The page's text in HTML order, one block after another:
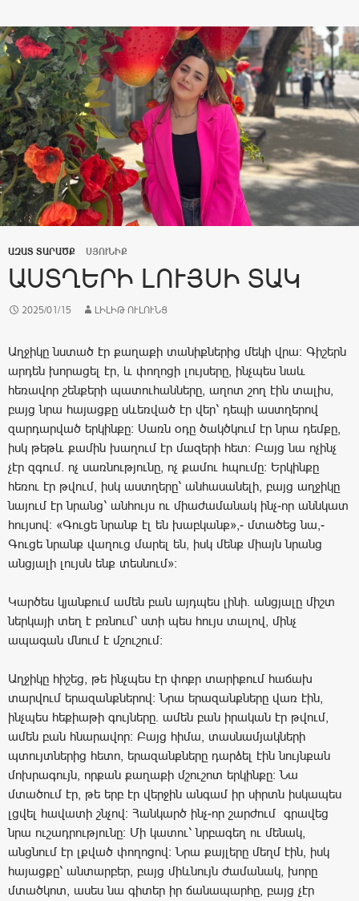
ԱԶԱՏ ՏԱՐԱԾՔ ՍՅՈՒՆԻՔ
ԱՍՏՂԵՐԻ ԼՈՒՅՍԻ ՏԱԿ
2025/01/15 ԼԻԼԻԹ ՈՒԼՈՒՆՑ
Աղջիկը նստած էր քաղաքի տանիքներից մեկի վրա։ Գիշերն
արդեն խորացել էր, և փողոցի լույսերը, ինչպես նաև
հեռավոր շենքերի պատուհանները, աղոտ շող էին տալիս,
բայց նրա հայացքը սևեռված էր վեր՝ դեպի աստղերով
զարդարված երկինքը։ Սառն օդը ծակծկում էր նրա դեմքը,
իսկ թեթև քամին խաղում էր մազերի հետ։ Բայց նա ոչինչ
չէր զգում. ոչ սառնությունը, ոչ քամու հպումը։ Երկինքը
հեռու էր թվում, իսկ աստղերը՝ անհասանելի, բայց աղջիկը
նայում էր նրանց՝ անհույս ու միաժամանակ ինչ-որ աննկատ
հույսով։ «Գուցե նրանք էլ են խաբկանք»,- մտածեց նա,-
Գուցե նրանք վաղուց մարել են, իսկ մենք միայն նրանց
անցյալի լույսն ենք տեսնում»:
Կարծես կյանքում ամեն բան այդպես լինի. անցյալը միշտ
ներկայի տեղ է բռնում՝ ստի պես հույս տալով, մինչ
ապագան մնում է մշուշում։
Աղջիկը հիշեց, թե ինչպես էր փոքր տարիքում հաճախ
տարվում երազանքներով։ Նրա երազանքները վառ էին,
ինչպես հեքիաթի գույները. ամեն բան իրական էր թվում,
ամեն բան հնարավոր։ Բայց հիմա, տասնամյակների
պտույտներից հետո, երազանքները դարձել էին նույնքան
մոխրագույն, որքան քաղաքի մշուշոտ երկինքը։ Նա
մտածում էր, թե երբ էր վերջին անգամ իր սիրտն իսկապես
լցվել հավատի շնչով։ Հանկարծ ինչ-որ շարժում գրավեց
նրա ուշադրությունը։ Մի կատու՝ նրբագեղ ու մենակ,
անցնում էր լքված փողոցով։ Նրա քայլերը մեղմ էին, իսկ
հայացքը՝ անտարբեր, բայց միևնույն ժամանակ, խորը
մտածկոտ, ասես նա գիտեր իր ճանապարհը, բայց չէր